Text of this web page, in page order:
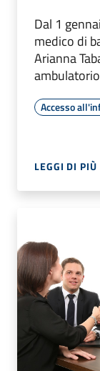
Dal 1
medico di
Arianna
Accesso
LEGGI DI PIÙ